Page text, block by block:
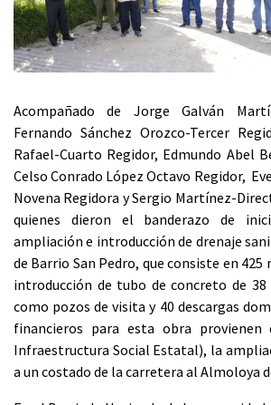
Acompañado de Jorge Galván
Fernando Sánchez Orozco-Tercer
Rafael-Cuarto Regidor, Edmundo Abel
Celso Conrado López Octavo Regidor,
Novena Regidora y Sergio Martínez-
quienes dieron el banderazo de
ampliación e introducción de drenaje
de Barrio San Pedro, que consiste en
introducción de tubo de concreto de
como pozos de visita y 40 descargas
financieros para esta obra provienen
Infraestructura Social Estatal), la
a un costado de la carretera al Almoloya